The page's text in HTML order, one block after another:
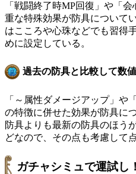
「戦闘終了時MP回復」や「
重な特殊効果が防具について
はこころや心珠などでも習得
めに設定している。
過去の防具と比較して数
「～属性ダメージアップ」や
の特徴に併せた効果が防具に
防具よりも最新の防具のほう
どなので、その点も考慮して
ガチャシミュで運試し！